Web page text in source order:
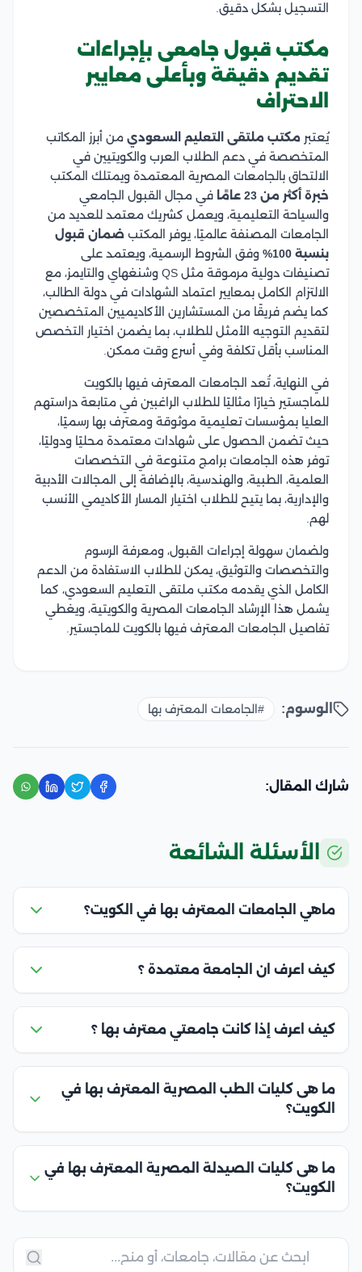
التسجيل بشكل دقيق.
مكتب قبول جامعى بإجراءات
تقديم دقيقة وبأعلى معايير
الاحتراف
يُعتبر مكتب ملتقى التعليم السعودي من أبرز المكاتب
المتخصصة في دعم الطلاب العرب والكويتيين في
الالتحاق بالجامعات المصرية المعتمدة ويمتلك المكتب
خبرة أكثر من 23 عامًا
في مجال القبول الجامعي
والسياحة التعليمية، ويعمل كشريك معتمد للعديد من
الجامعات المصنفة عالميًا، يوفر المكتب ضمان قبول
بنسبة 100%
وفق الشروط الرسمية، ويعتمد على
تصنيفات دولية مرموقة مثل QS وشنغهاي والتايمز، مع
الالتزام الكامل بمعايير اعتماد الشهادات في دولة الطالب،
كما يضم فريقًا من المستشارين الأكاديميين المتخصصين
لتقديم التوجيه الأمثل للطلاب، بما يضمن اختيار التخصص
المناسب بأقل تكلفة وفي أسرع وقت ممكن.
في النهاية، تُعد الجامعات المعترف فيها بالكويت
للماجستير خيارًا مثاليًا للطلاب الراغبين في متابعة دراستهم
العليا بمؤسسات تعليمية موثوقة ومعترف بها رسميًا،
حيث تضمن الحصول على شهادات معتمدة محليًا ودوليًا،
توفر هذه الجامعات برامج متنوعة في التخصصات
العلمية، الطبية، والهندسية، بالإضافة إلى المجالات الأدبية
والإدارية، بما يتيح للطلاب اختيار المسار الأكاديمي الأنسب
لهم.
ولضمان سهولة إجراءات القبول، ومعرفة الرسوم
والتخصصات والتوثيق، يمكن للطلاب الاستفادة من الدعم
الكامل الذي يقدمه مكتب ملتقى التعليم السعودي، كما
يشمل هذا الإرشاد الجامعات المصرية والكويتية، ويغطي
تفاصيل الجامعات المعترف فيها بالكويت للماجستير.
الوسوم: #الجامعات المعترف بها
شارك المقال:
الأسئلة الشائعة
ماهي الجامعات المعترف بها في الكويت؟
كيف اعرف ان الجامعة معتمدة ؟
كيف اعرف إذا كانت جامعتي معترف بها ؟
ما هى كليات الطب المصرية المعترف بها في
الكويت؟
ما هى كليات الصيدلة المصرية المعترف بها في
الكويت؟